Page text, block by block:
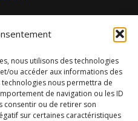
nous utilisons des technologies
ou accéder aux informations des
nous permettra de
de navigation ou les ID
consentir ou de retirer son
sur certaines caractéristiques
819, Saint-Augustin-de-